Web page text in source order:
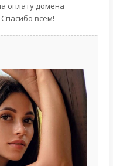
оплату домена
всем!